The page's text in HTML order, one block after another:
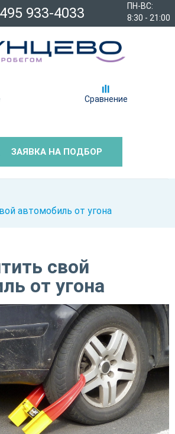
ПН-ВС:
8:30 - 21:00
933-4033
Сравнение
ЗАЯВКА НА ПОДБОР
автомобиль от угона
свой
от угона